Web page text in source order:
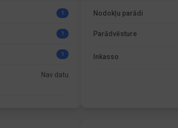
1
1
1
Nav datu
Nodokļu parādi
Parādvēsture
Inkasso